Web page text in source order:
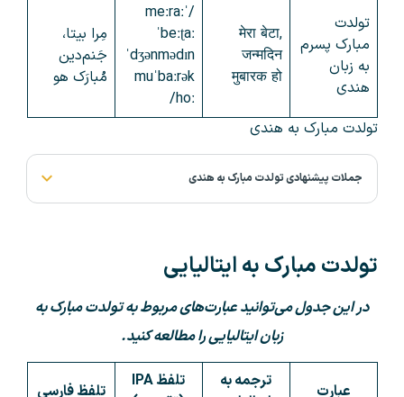
تولدت
مبارک پسرم
به زبان
هندی
मेरा बेटा,
जन्मदिन
मुबारक हो
/ˈmeːraː
ˈbeːʈaː
ˈdʒənmədɪn
muˈbaːrək
hoː/
مِرا بیتا،
جَنم‌دین
مُبارَک هو
تولدت مبارک به هندی
جملات پیشنهادی تولدت مبارک به هندی
تولدت مبارک به ایتالیایی
در این جدول می‌توانید عبارت‌های مربوط به تولدت مبارک به
زبان ایتالیایی را مطالعه کنید.
عبارت
ترجمه به
تلفظ IPA
تلفظ فارسی